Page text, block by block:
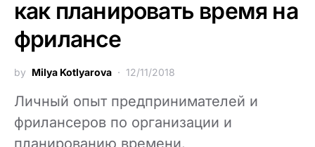
как планировать время на
фрилансе
by Milya Kotlyarova 12/11/2018
Личный опыт предпринимателей и
фрилансеров по организации и
планированию времени.